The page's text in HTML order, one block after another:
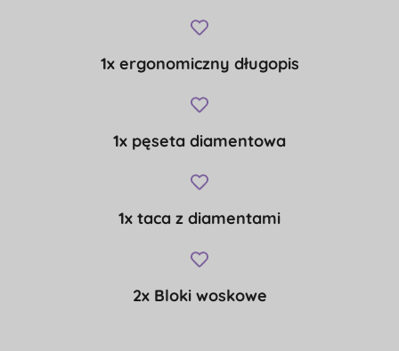
1x ergonomiczny długopis
1x pęseta diamentowa
1x taca z diamentami
2x Bloki woskowe